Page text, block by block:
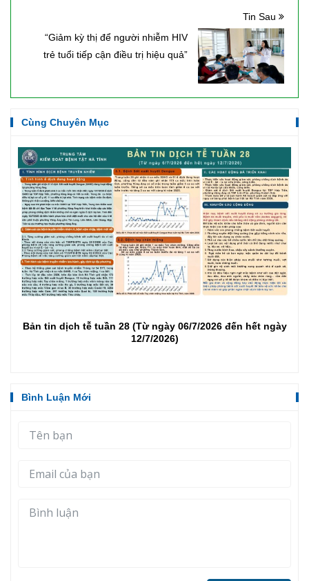
Tin Sau
“Giảm kỳ thị để người nhiễm HIV
trẻ tuổi tiếp cận điều trị hiệu quả”
Cùng Chuyên Mục
Bản tin dịch tễ tuần 28 (Từ ngày 06/7/2026 đến hết ngày
12/7/2026)
Bình Luận Mới